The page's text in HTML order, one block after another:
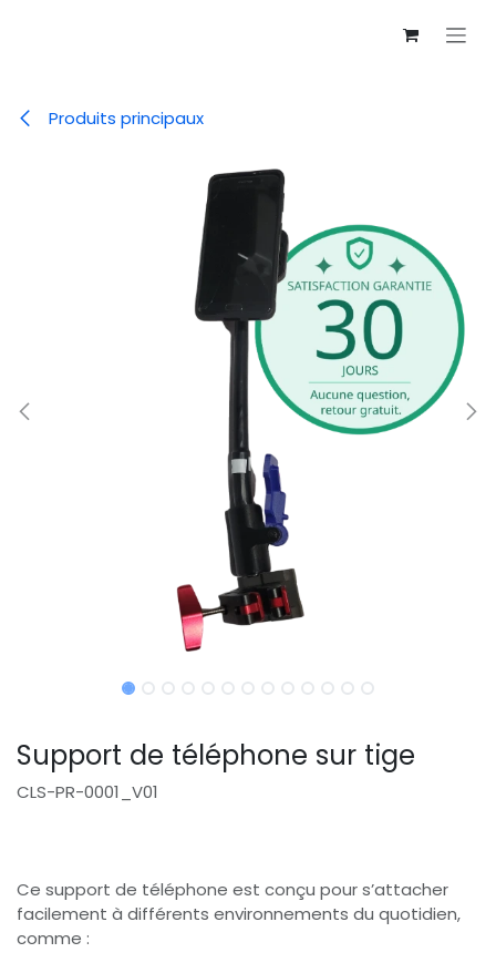
Produits principaux
Support de téléphone sur tige
CLS-PR-0001_V01
Ce support de téléphone est conçu pour s’attacher
facilement à différents environnements du quotidien,
comme :